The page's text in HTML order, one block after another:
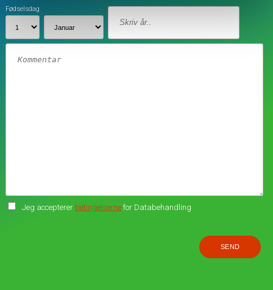
Fødselsdag
Jeg accepterer betingelsernefor Databehandling